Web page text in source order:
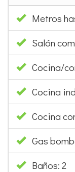
Metros
Salón
Cocina/
Cocina
Cocina
Gas
Baños: 2